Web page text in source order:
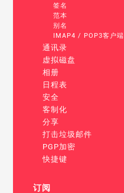
签名
范本
别名
IMAP4 / POP3客户端
通讯录
虚拟磁盘
相册
日程表
安全
客制化
分享
打击垃圾邮件
PGP加密
快捷键
订阅